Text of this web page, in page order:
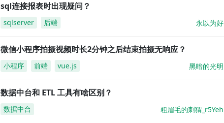
sql连接报表时出现疑问？
sqlserver 后端 永以为好
微信小程序拍摄视频时长2分钟之后结束拍摄无响应？
小程序 前端 vue.js 黑暗的光明
数据中台和 ETL 工具有啥区别？
数据中台 粗眉毛的刺猬_r5Yeh